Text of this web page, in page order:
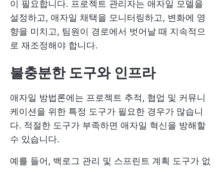
이 필요합니다. 프로젝트 관리자는 애자일 모델을
설정하고, 애자일 채택을 모니터링하고, 변화에 영
향을 미치고, 팀원이 경로에서 벗어날 때 지속적으
로 재조정해야 합니다.
불충분한 도구와 인프라
애자일 방법론에는 프로젝트 추적, 협업 및 커뮤니
케이션을 위한 특정 도구가 필요한 경우가 많습니
다. 적절한 도구가 부족하면 애자일 혁신을 방해할
수 있습니다.
예를 들어, 백로그 관리 및 스프린트 계획 도구가 없